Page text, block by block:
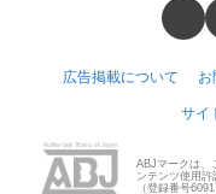
広告掲載について お
サイ
ABJマークは、
ンテンツ使用
（登録番号